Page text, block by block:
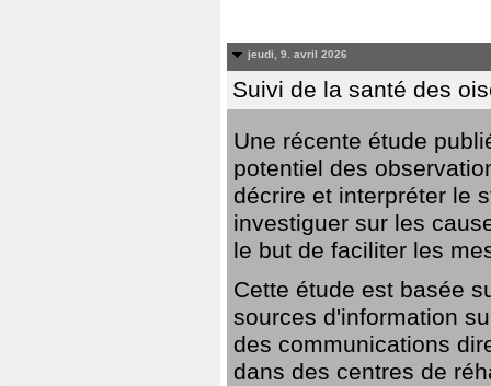
jeudi, 9. avril 2026
Suivi de la santé des
Une récente étude
potentiel des
décrire et interpréter le
investiguer sur les
le but de faciliter les
Cette étude est basée
sources d'information
des communications
dans des centres de